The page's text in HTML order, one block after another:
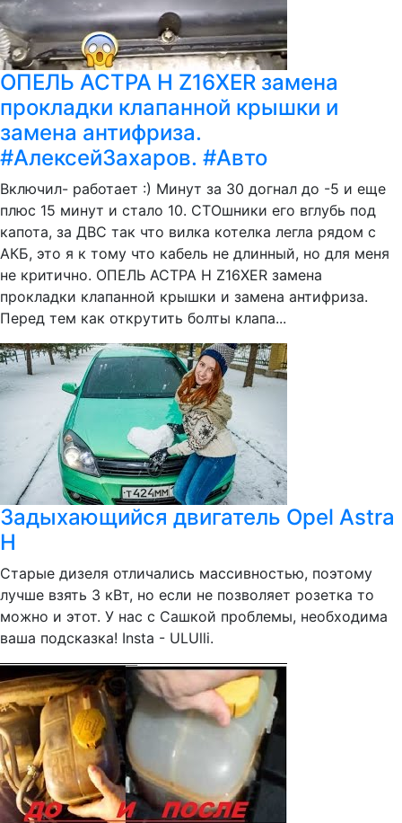
ОПЕЛЬ АСТРА Н Z16XER замена
прокладки клапанной крышки и
замена антифриза.
#АлексейЗахаров. #Авто
Включил- работает :) Минут за 30 догнал до -5 и еще
плюс 15 минут и стало 10. СТОшники его вглубь под
капота, за ДВС так что вилка котелка легла рядом с
АКБ, это я к тому что кабель не длинный, но для меня
не критично. ОПЕЛЬ АСТРА Н Z16XER замена
прокладки клапанной крышки и замена антифриза.
Перед тем как открутить болты клапа...
Задыхающийся двигатель Opel Astra
H
Старые дизеля отличались массивностью, поэтому
лучше взять 3 кВт, но если не позволяет розетка то
можно и этот. У нас с Сашкой проблемы, необходима
ваша подсказка! Insta - ULUlli.